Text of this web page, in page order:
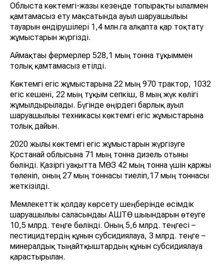
Облыста көктемгі-жазғы кезеңде топырақты ылғалмен
қамтамасыз ету мақсатында ауыл шаруашылығы
тауарын өндірушілері 1,4 млн.га алқапта қар тоқтату
жұмыстарын жүргізді.
Аймақтағы фермерлер 528,1 мың тонна тұқыммен
толық қамтамасыз етілді.
Көктемгі егіс жұмыстарына 22 мың 970 трактор, 1032
егіс кешені, 22 мың тұқым сепкіш, 8 мың жүк көлігі
жұмылдырылады. Бүгінде өңірдегі барлық ауыл
шаруашылығы техникасы көктемгі егіс жұмыстарына
толық дайын.
2020 жылғы көктемгі егіс жұмыстарын жүргізуге
Қостанай облысына 71 мың тонна дизель отыны
бөлінді. Қазіргі уақытта МӨЗ 42 мың тонна үшін қаржы
төленіп, оның 27 мың тоннасы тиеліп,17 мың тоннасы
жеткізілді.
Мемлекеттік қолдау көрсету шеңберінде өсімдік
шаруашылығы саласындағы АШТӨ шығындарын өтеуге
10,5 млрд. теңге бөлінді. Оның 5,6 млрд. теңгесі –
пестицидтердің құнын субсидиялауға, 3 млрд. теңге –
минералдық тыңайтқыштардың құнын субсидиялауға
қарастырылған.